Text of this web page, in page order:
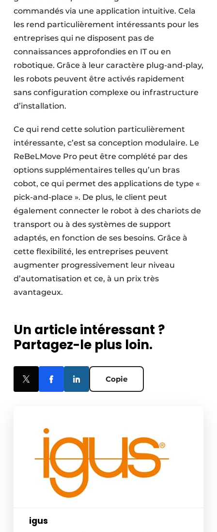
commandés via une application intuitive. Cela
les rend particulièrement intéressants pour les
entreprises qui ne disposent pas de
connaissances approfondies en IT ou en
robotique. Grâce à leur caractère plug-and-play,
les robots peuvent être activés rapidement
sans configuration complexe ou infrastructure
d’installation.
Ce qui rend cette solution particulièrement
intéressante, c’est sa conception modulaire. Le
ReBeLMove Pro peut être complété par des
options supplémentaires telles qu’un bras
cobot, ce qui permet des applications de type «
pick-and-place ». De plus, le client peut
également connecter le robot à des chariots de
transport ou à des systèmes de support
adaptés, en fonction de ses besoins. Grâce à
cette flexibilité, les entreprises peuvent
augmenter progressivement leur niveau
d’automatisation et ce, à un prix très
avantageux.
Un article intéressant ?
Partagez-le plus loin.
Copie
igus